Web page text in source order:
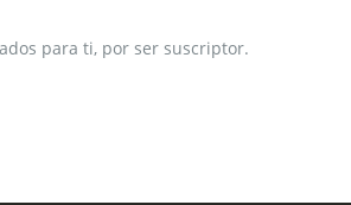
para ti, por ser suscriptor.